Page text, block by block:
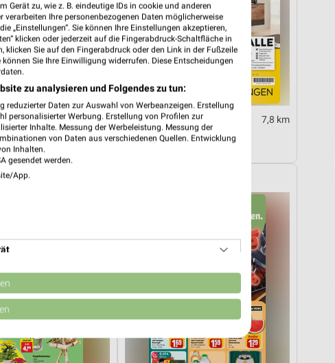
7,8 km 7,8 km
Wohnen Spezial
zu, wie z. B. eindeutige IDs in cookie und anderen
verarbeiten Ihre personenbezogenen Daten möglicherweise
„Einstellungen“. Sie können Ihre Einstellungen akzeptieren,
klicken oder jederzeit auf die Fingerabdruck-Schaltfläche in
Sie auf den Fingerabdruck oder den Link in der Fußzeile
Sie Ihre Einwilligung widerrufen. Diese Entscheidungen
zu analysieren und Folgendes zu tun:
Daten zur Auswahl von Werbeanzeigen. Erstellung
personalisierter Werbung. Erstellung von Profilen zur
Inhalte. Messung der Werbeleistung. Messung der
von Daten aus verschiedenen Quellen. Entwicklung
Inhalten.
gesendet werden.
App.